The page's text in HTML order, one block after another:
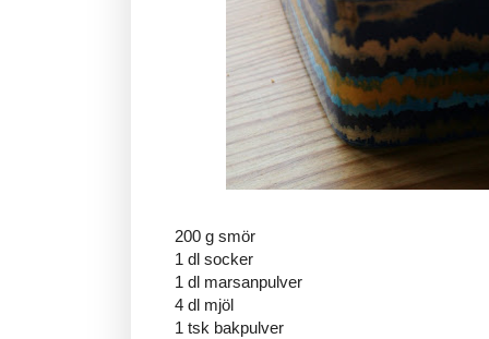
200 g smör
1 dl socker
1 dl marsanpulver
4 dl mjöl
1 tsk bakpulver